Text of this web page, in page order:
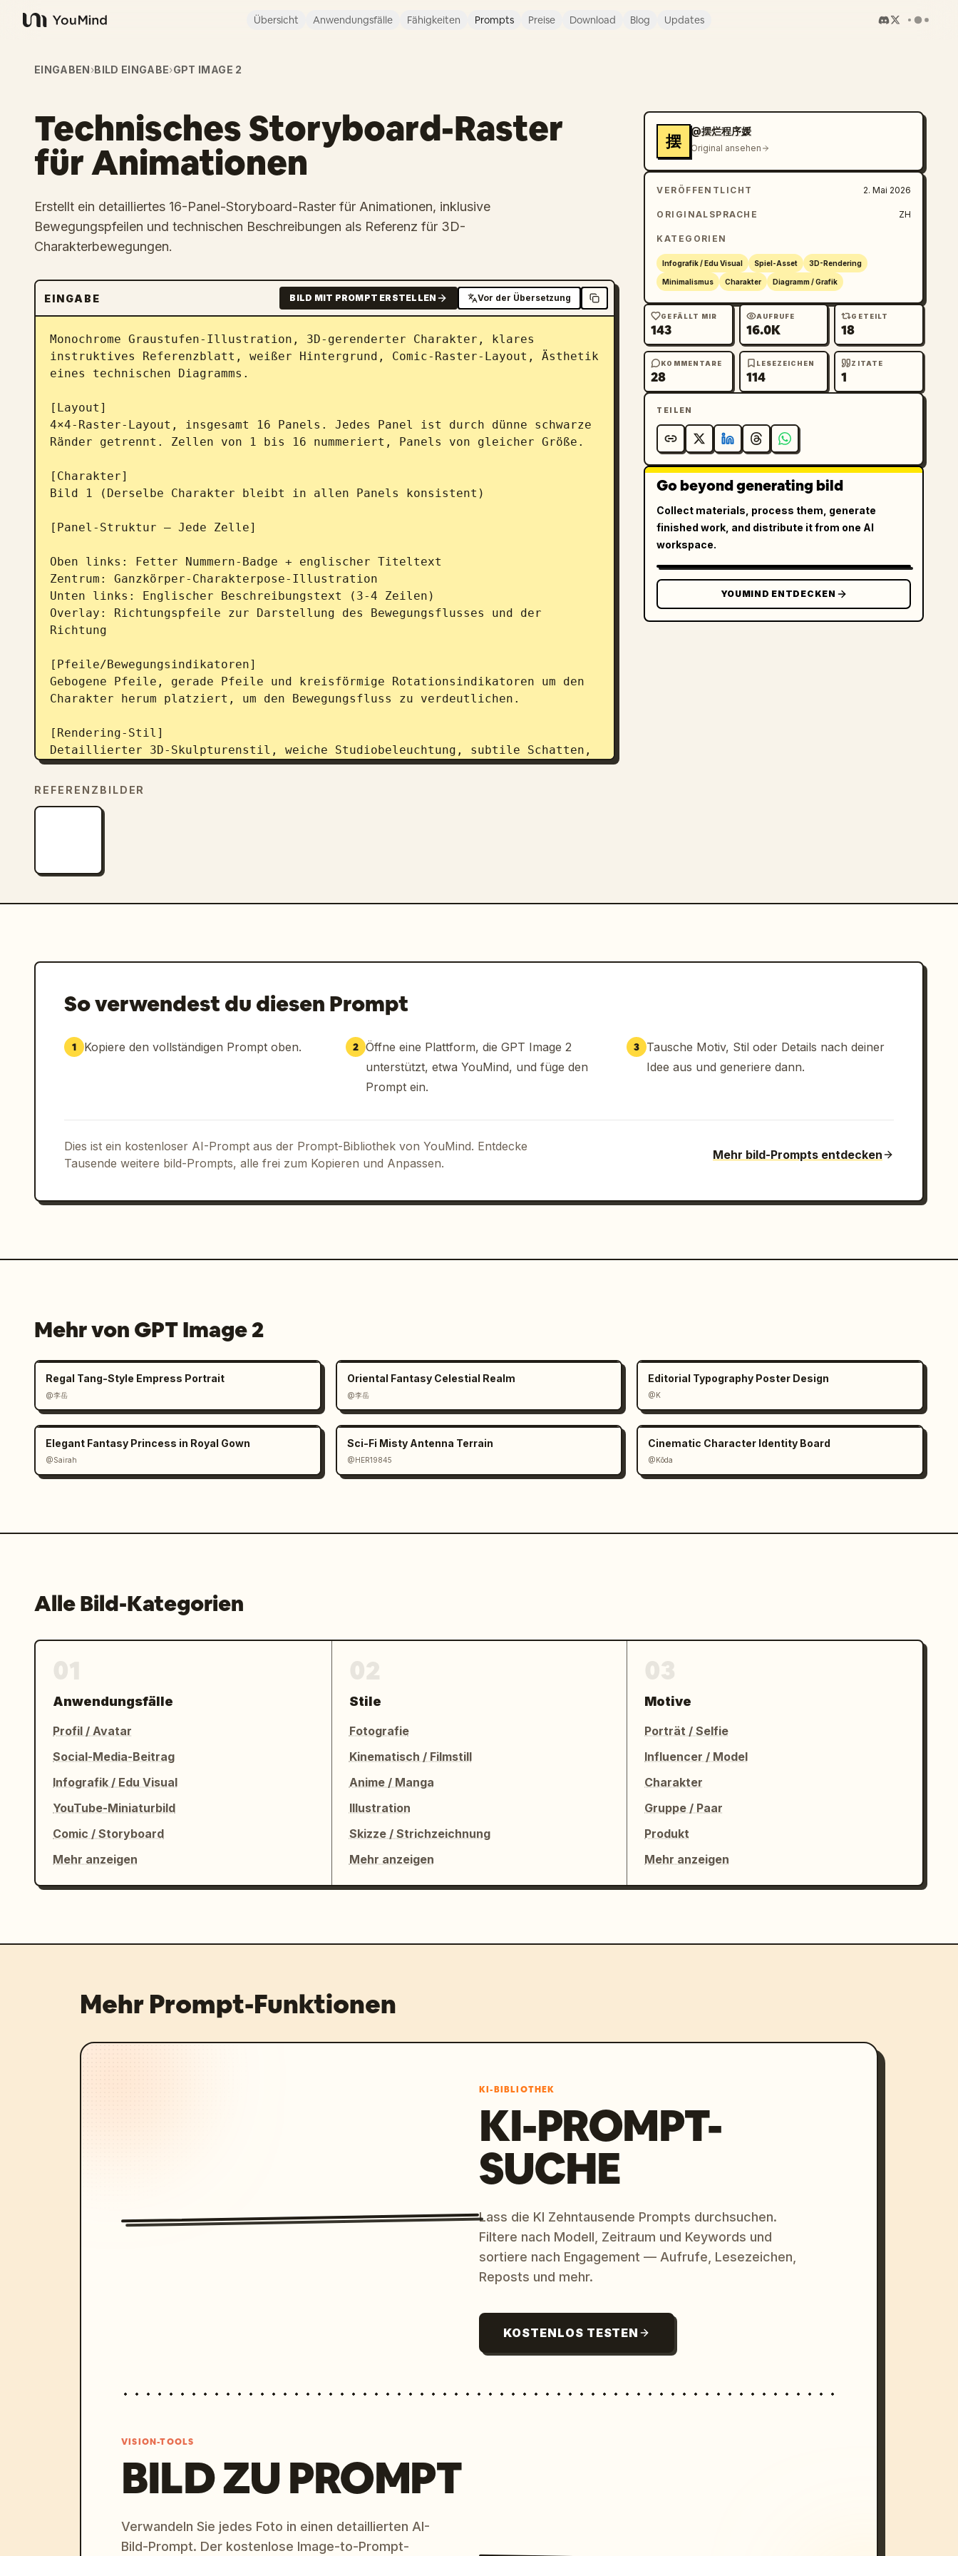
YouMind
Übersicht Anwendungsfälle Fähigkeiten Prompts Preise Download Blog Updates
EINGABEN›BILD EINGABE›GPT IMAGE 2
Technisches Storyboard-Raster
für Animationen
Erstellt ein detailliertes 16-Panel-Storyboard-Raster für Animationen, inklusive
Bewegungspfeilen und technischen Beschreibungen als Referenz für 3D-
Charakterbewegungen.
EINGABE BILD MIT PROMPT ERSTELLEN Vor der Übersetzung
Monochrome Graustufen-Illustration, 3D-gerenderter Charakter, klares
instruktives Referenzblatt, weißer Hintergrund, Comic-Raster-Layout, Ästhetik
eines technischen Diagramms.
[Layout]
4×4-Raster-Layout, insgesamt 16 Panels. Jedes Panel ist durch dünne schwarze
Ränder getrennt. Zellen von 1 bis 16 nummeriert, Panels von gleicher Größe.
[Charakter]
Bild 1 (Derselbe Charakter bleibt in allen Panels konsistent)
[Panel-Struktur – Jede Zelle]
Oben links: Fetter Nummern-Badge + englischer Titeltext
Zentrum: Ganzkörper-Charakterpose-Illustration
Unten links: Englischer Beschreibungstext (3-4 Zeilen)
Overlay: Richtungspfeile zur Darstellung des Bewegungsflusses und der
Richtung
[Pfeile/Bewegungsindikatoren]
Gebogene Pfeile, gerade Pfeile und kreisförmige Rotationsindikatoren um den
Charakter herum platziert, um den Bewegungsfluss zu verdeutlichen.
[Rendering-Stil]
Detaillierter 3D-Skulpturenstil, weiche Studiobeleuchtung, subtile Schatten,
achromatisch, Graustufenschattierung, saubere Strichgrafik, Qualität von
Spiel-Konzeptkunst.
REFERENZBILDER
摆
@摆烂程序媛
Original ansehen
VERÖFFENTLICHT 2. Mai 2026
ORIGINALSPRACHE ZH
KATEGORIEN
Infografik / Edu Visual Spiel-Asset 3D-Rendering
Minimalismus Charakter Diagramm / Grafik
GEFÄLLT MIR
143
AUFRUFE
16.0K
GETEILT
18
KOMMENTARE
28
LESEZEICHEN
114
ZITATE
1
TEILEN
Go beyond generating bild
Collect materials, process them, generate
finished work, and distribute it from one AI
workspace.
YOUMIND ENTDECKEN
So verwendest du diesen Prompt
1 Kopiere den vollständigen Prompt oben. 2 Öffne eine Plattform, die GPT Image 2
unterstützt, etwa YouMind, und füge den
Prompt ein.
3
Tausche Motiv, Stil oder Details nach deiner
Idee aus und generiere dann.
Dies ist ein kostenloser AI-Prompt aus der Prompt-Bibliothek von YouMind. Entdecke
Tausende weitere bild-Prompts, alle frei zum Kopieren und Anpassen.
Mehr bild-Prompts entdecken
Mehr von GPT Image 2
Regal Tang-Style Empress Portrait
@李岳
Oriental Fantasy Celestial Realm
@李岳
Editorial Typography Poster Design
@K
Elegant Fantasy Princess in Royal Gown
@Sairah
Sci-Fi Misty Antenna Terrain
@HER19845
Cinematic Character Identity Board
@Kōda
Alle Bild-Kategorien
Anwendungsfälle
Profil / Avatar
Social-Media-Beitrag
Infografik / Edu Visual
YouTube-Miniaturbild
Comic / Storyboard
Mehr anzeigen
Stile
Fotografie
Kinematisch / Filmstill
Anime / Manga
Illustration
Skizze / Strichzeichnung
Mehr anzeigen
Motive
Porträt / Selfie
Influencer / Model
Charakter
Gruppe / Paar
Produkt
Mehr anzeigen
Mehr Prompt-Funktionen
KI-BIBLIOTHEK
KI-PROMPT-
SUCHE
Lass die KI Zehntausende Prompts durchsuchen.
Filtere nach Modell, Zeitraum und Keywords und
sortiere nach Engagement — Aufrufe, Lesezeichen,
Reposts und mehr.
KOSTENLOS TESTEN
VISION-TOOLS
BILD ZU PROMPT
Verwandeln Sie jedes Foto in einen detaillierten AI-
Bild-Prompt. Der kostenlose Image-to-Prompt-